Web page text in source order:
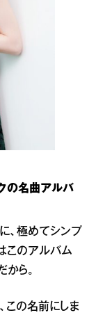
の名曲アルバ
、極めてシンプ
このアルバム
ら。
この名前にしま